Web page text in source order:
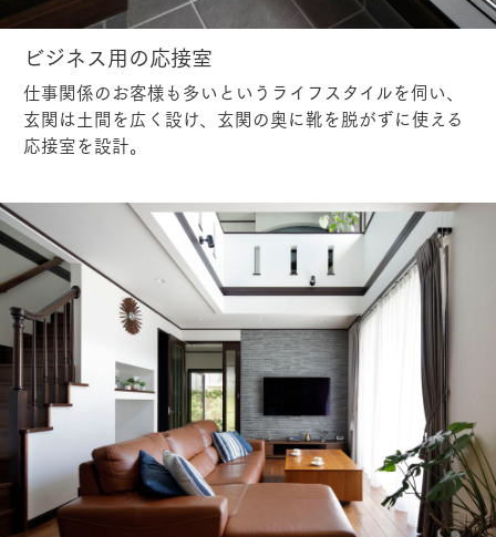
ビジネス用の応接室
仕事関係のお客様も多いというライフスタイルを伺い、
玄関は土間を広く設け、玄関の奥に靴を脱がずに使える
応接室を設計。